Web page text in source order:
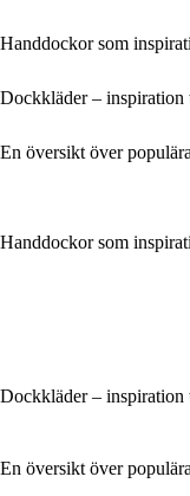
Handdockor som
Dockkläder –
En översikt över
Handdockor som
Dockkläder –
En översikt över